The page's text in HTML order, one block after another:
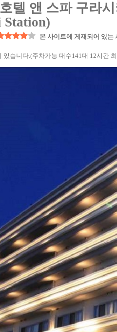
텔 앤 스파 구라
본 사이트에 게재되어 있는
습니다.(주차가능 대수141대 12시간